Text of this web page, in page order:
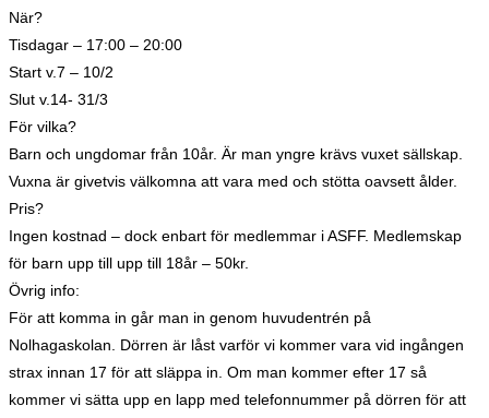
När?
Tisdagar – 17:00 – 20:00
Start v.7 – 10/2
Slut v.14- 31/3
För vilka?
Barn och ungdomar från 10år. Är man yngre krävs vuxet sällskap.
Vuxna är givetvis välkomna att vara med och stötta oavsett ålder.
Pris?
Ingen kostnad – dock enbart för medlemmar i ASFF. Medlemskap
för barn upp till upp till 18år – 50kr.
Övrig info:
För att komma in går man in genom huvudentrén på
Nolhagaskolan. Dörren är låst varför vi kommer vara vid ingången
strax innan 17 för att släppa in. Om man kommer efter 17 så
kommer vi sätta upp en lapp med telefonnummer på dörren för att